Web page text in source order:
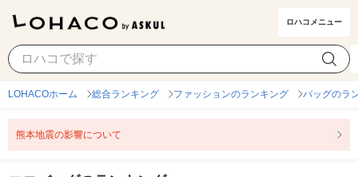
ロハコメニュー
エコバッグ カテゴリ選択
LOHACOホーム 総合ランキング ファッションのランキング バッグのラ
熊本地震の影響について